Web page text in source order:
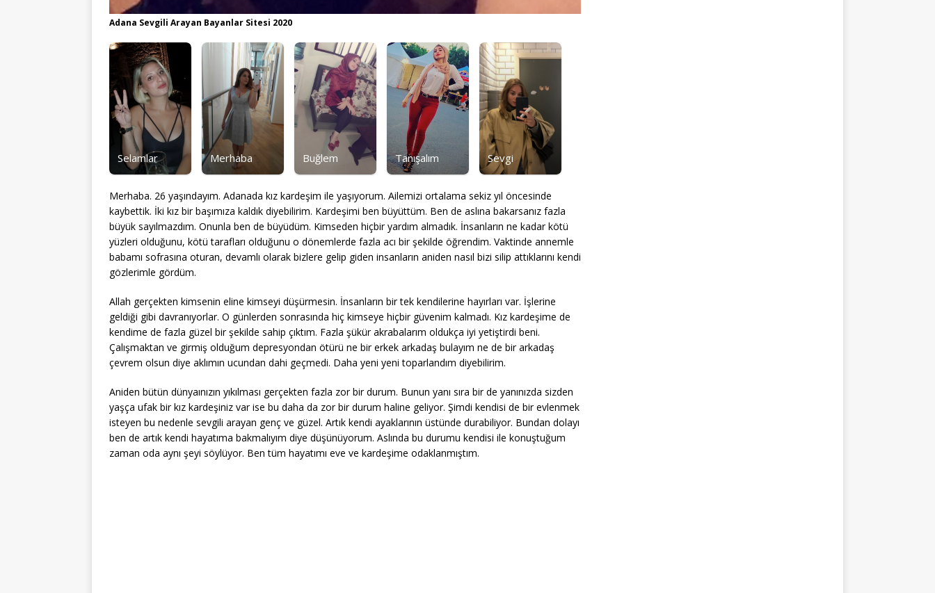
Adana Sevgili Arayan Bayanlar Sitesi 2020
Selamlar Merhaba Buğlem Tanışalım Sevgi
Merhaba. 26 yaşındayım. Adanada kız kardeşim ile yaşıyorum. Ailemizi ortalama sekiz yıl öncesinde
kaybettik. İki kız bir başımıza kaldık diyebilirim. Kardeşimi ben büyüttüm. Ben de aslına bakarsanız fazla
büyük sayılmazdım. Onunla ben de büyüdüm. Kimseden hiçbir yardım almadık. İnsanların ne kadar kötü
yüzleri olduğunu, kötü tarafları olduğunu o dönemlerde fazla acı bir şekilde öğrendim. Vaktinde annemle
babamı sofrasına oturan, devamlı olarak bizlere gelip giden insanların aniden nasıl bizi silip attıklarını kendi
gözlerimle gördüm.
Allah gerçekten kimsenin eline kimseyi düşürmesin. İnsanların bir tek kendilerine hayırları var. İşlerine
geldiği gibi davranıyorlar. O günlerden sonrasında hiç kimseye hiçbir güvenim kalmadı. Kız kardeşime de
kendime de fazla güzel bir şekilde sahip çıktım. Fazla şükür akrabalarım oldukça iyi yetiştirdi beni.
Çalışmaktan ve girmiş olduğum depresyondan ötürü ne bir erkek arkadaş bulayım ne de bir arkadaş
çevrem olsun diye aklımın ucundan dahi geçmedi. Daha yeni yeni toparlandım diyebilirim.
Aniden bütün dünyaınızın yıkılması gerçekten fazla zor bir durum. Bunun yanı sıra bir de yanınızda sizden
yaşça ufak bir kız kardeşiniz var ise bu daha da zor bir durum haline geliyor. Şimdi kendisi de bir evlenmek
isteyen bu nedenle sevgili arayan genç ve güzel. Artık kendi ayaklarının üstünde durabiliyor. Bundan dolayı
ben de artık kendi hayatıma bakmalıyım diye düşünüyorum. Aslında bu durumu kendisi ile konuştuğum
zaman oda aynı şeyi söylüyor. Ben tüm hayatımı eve ve kardeşime odaklanmıştım.